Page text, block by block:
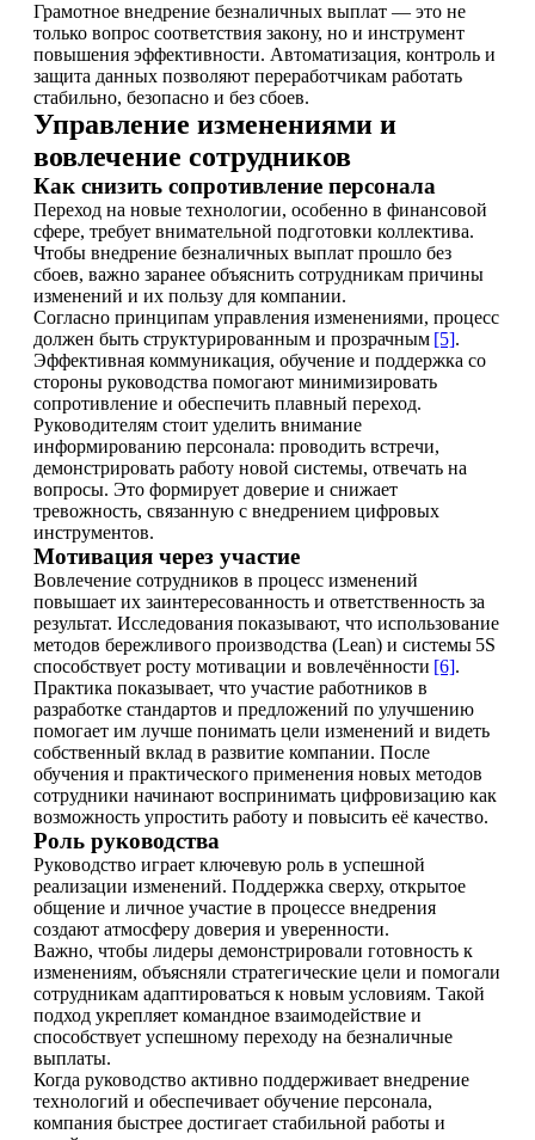
Грамотное внедрение безналичных выплат — это не
только вопрос соответствия закону, но и инструмент
повышения эффективности. Автоматизация, контроль и
защита данных позволяют переработчикам работать
стабильно, безопасно и без сбоев.
Управление изменениями и
вовлечение сотрудников
Как снизить сопротивление персонала
Переход на новые технологии, особенно в финансовой
сфере, требует внимательной подготовки коллектива.
Чтобы внедрение безналичных выплат прошло без
сбоев, важно заранее объяснить сотрудникам причины
изменений и их пользу для компании.
Согласно принципам управления изменениями, процесс
должен быть структурированным и прозрачным [5].
Эффективная коммуникация, обучение и поддержка со
стороны руководства помогают минимизировать
сопротивление и обеспечить плавный переход.
Руководителям стоит уделить внимание
информированию персонала: проводить встречи,
демонстрировать работу новой системы, отвечать на
вопросы. Это формирует доверие и снижает
тревожность, связанную с внедрением цифровых
инструментов.
Мотивация через участие
Вовлечение сотрудников в процесс изменений
повышает их заинтересованность и ответственность за
результат. Исследования показывают, что использование
методов бережливого производства (Lean) и системы 5S
способствует росту мотивации и вовлечённости [6].
Практика показывает, что участие работников в
разработке стандартов и предложений по улучшению
помогает им лучше понимать цели изменений и видеть
собственный вклад в развитие компании. После
обучения и практического применения новых методов
сотрудники начинают воспринимать цифровизацию как
возможность упростить работу и повысить её качество.
Роль руководства
Руководство играет ключевую роль в успешной
реализации изменений. Поддержка сверху, открытое
общение и личное участие в процессе внедрения
создают атмосферу доверия и уверенности.
Важно, чтобы лидеры демонстрировали готовность к
изменениям, объясняли стратегические цели и помогали
сотрудникам адаптироваться к новым условиям. Такой
подход укрепляет командное взаимодействие и
способствует успешному переходу на безналичные
выплаты.
Когда руководство активно поддерживает внедрение
технологий и обеспечивает обучение персонала,
компания быстрее достигает стабильной работы и